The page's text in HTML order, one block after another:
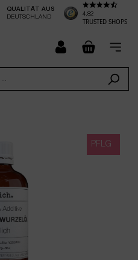
QUALITÄT AUS
DEUTSCHLAND
4.82
TRUSTED SHOPS
PFLG